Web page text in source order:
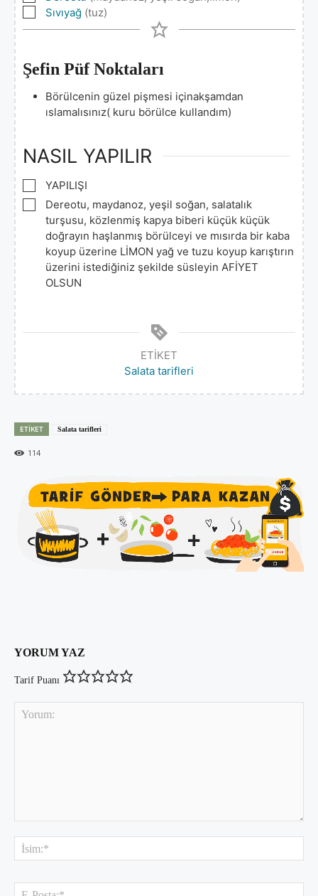
▢
Sıvıyağ (tuz)
Şefin Püf Noktaları
Börülcenin güzel pişmesi içinakşamdan
ıslamalısınız( kuru börülce kullandım)
NASIL YAPILIR
▢
YAPILIŞI
▢
Dereotu, maydanoz, yeşil soğan, salatalık
turşusu, közlenmiş kapya biberi küçük küçük
doğrayın haşlanmış börülceyi ve mısırda bir kaba
koyup üzerine LİMON yağ ve tuzu koyup karıştırın
üzerini istediğiniz şekilde süsleyin AFİYET
OLSUN
ETIKET
Salata tarifleri
ETIKET Salata tarifleri
114
YORUM YAZ
Tarif Puanı